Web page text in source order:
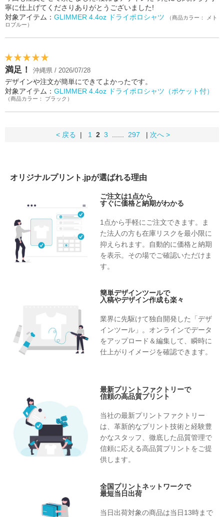
寧に仕上げてくださりありがとうございました!
対象アイテム： GLIMMER 4.4oz ドライポロシャツ
（商品カラー： メト
ロブルー）
満足！ 沖縄県 / 2026/07/28
デザインや注文が簡単にできてよかったです。
対象アイテム： GLIMMER 4.4oz ドライポロシャツ（ポケット付）
（商品カラー： ブラック）
< 戻る | 1 2 3 297 | 次へ >
オリジナルプリント.jpが選ばれる理由
ご注文は1点から
すぐに価格と納期がわかる
1点から手軽にご注文できます。ま
た法人の方も在庫リスクを最小限に
抑えられます。自動的に価格と納期
を表示。その場でご確認いただけま
す。
簡単デザインツールで
入稿やデザイン作成も楽々
業界に先駆けて独自開発した「デザ
インツール」。オンラインでデータ
をアップロード＆編集して、瞬時に
仕上がりイメージを確認できます。
最新プリントファクトリーで
信頼の高品質プリント
当社の最新プリントファクトリー
は、革新的なプリント技術と経験豊
かなスタッフ、徹底した品質管理で
信頼に応える高品質プリントをご提
供します。
全国プリントネットワークで
最短当日出荷
当日出荷対象の商品は当日13時まで